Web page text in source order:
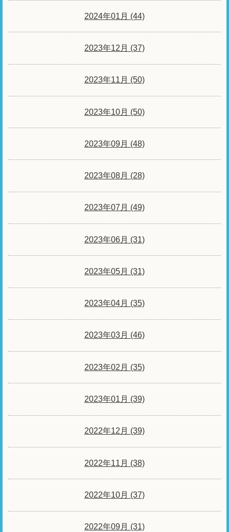
2024年01月 (44)
2023年12月 (37)
2023年11月 (50)
2023年10月 (50)
2023年09月 (48)
2023年08月 (28)
2023年07月 (49)
2023年06月 (31)
2023年05月 (31)
2023年04月 (35)
2023年03月 (46)
2023年02月 (35)
2023年01月 (39)
2022年12月 (39)
2022年11月 (38)
2022年10月 (37)
2022年09月 (31)